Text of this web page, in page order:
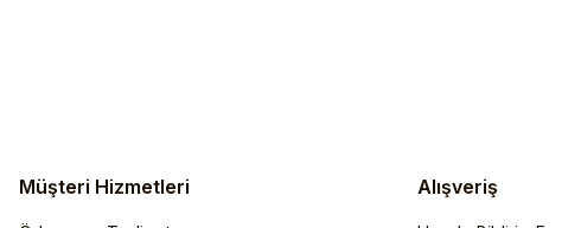
Müşteri Hizmetleri Alışveriş